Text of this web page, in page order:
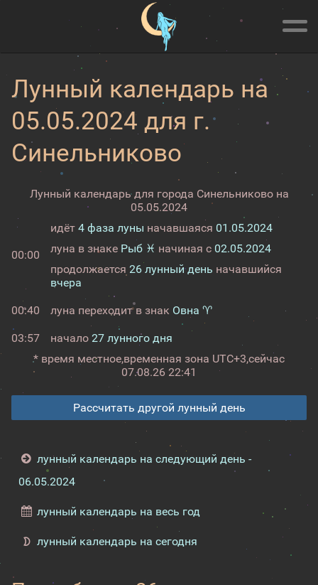
Лунный календарь на
05.05.2024 для г.
Синельниково
Лунный календарь для города Синельниково на
05.05.2024
00:00
идёт 4 фаза луны начавшаяся 01.05.2024
луна в знаке Рыб ♓ начиная с 02.05.2024
продолжается 26 лунный день начавшийся
вчера
00:40 луна переходит в знак Овна ♈
03:57 начало 27 лунного дня
* время местное,временная зона UTC+3,сейчас
07.08.26 22:41
Рассчитать другой лунный день
лунный календарь на следующий день -
06.05.2024
лунный календарь на весь год
лунный календарь на сегодня